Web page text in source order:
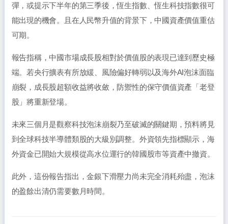
彈，或提示下半年的第三季後，恆生指數、恆生科技指數很可
能出現的機會。且在人民幣升值的背景下，中國資產價值重估
可期。
報告指稱，中國市場成長股相對於價值股的表現已達到歷史極
端。若央行擴表有所放緩、風險偏好轉弱以及海外AI泡沫面臨
崩裂，成長股超額收益將收斂，防禦性的保守價值資產「老登
股」將重新登場。
未來三個月是觀察科技泡沫崩裂乃至破滅的關鍵期，預料將見
到全球科技半導體類股的大級別調整。外資領先指標顯示，海
外資金已開始大規模從高水位運行的韓國股市等資產中撤資。
此外，這份報告指出，金銀下滑壓力尚未完全消耗殆盡，泡沫
的盈餘出清仍需要數月時間。